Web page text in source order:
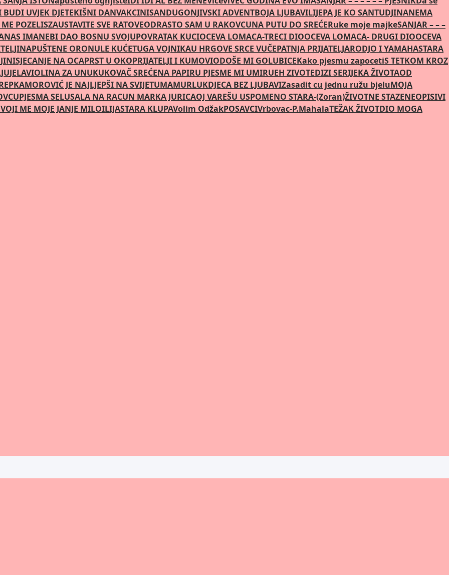
UVJEK DJETEKIŠNI DANVAKCINISANDUGONJIVSKI ADVENTBOJA LJUBAVILIJEPA JE KO SANTUDJINANEMA
POZELISZAUSTAVITE SVE RATOVEODRASTO SAM U RAKOVCUNA PUTU DO SREĆERuke moje majkeSANJAR – – –
IMANEBI DAO BOSNU SVOJUPOVRATAK KUCIOCEVA LOMACA-TRECI DIOOCEVA LOMACA- DRUGI DIOOCEVA
NAPUŠTENE ORONULE KUĆETUGA VOJNIKAU HRGOVE SRCE VUČEPATNJA PRIJATELJARODJO I YAMAHASTARA
SJECANJE NA OCAPRST U OKOPRIJATELJI I KUMOVIODOŠE MI GOLUBICEKako pjesmu zapocetiS TETKOM KROZ
JELAVIOLINA ZA UNUKUKOVAČ SREĆENA PAPIRU PJESME MI UMIRUEH ZIVOTEDIZI SERIJEKA ŽIVOTAOD
MOROVIĆ JE NAJLJEPŠI NA SVIJETUMAMURLUKDJECA BEZ LJUBAVIZasadit cu jednu ružu bjeluMOJA
PJESMA SELUSALA NA RACUN MARKA JURICAOJ VAREŠU USPOMENO STARA-(Zoran)ŽIVOTNE STAZENEOPISIVI
ME MOJE JANJE MILOILIJASTARA KLUPAVolim OdžakPOSAVCIVrbovac-P.MahalaTEŽAK ŽIVOTDIO MOGA